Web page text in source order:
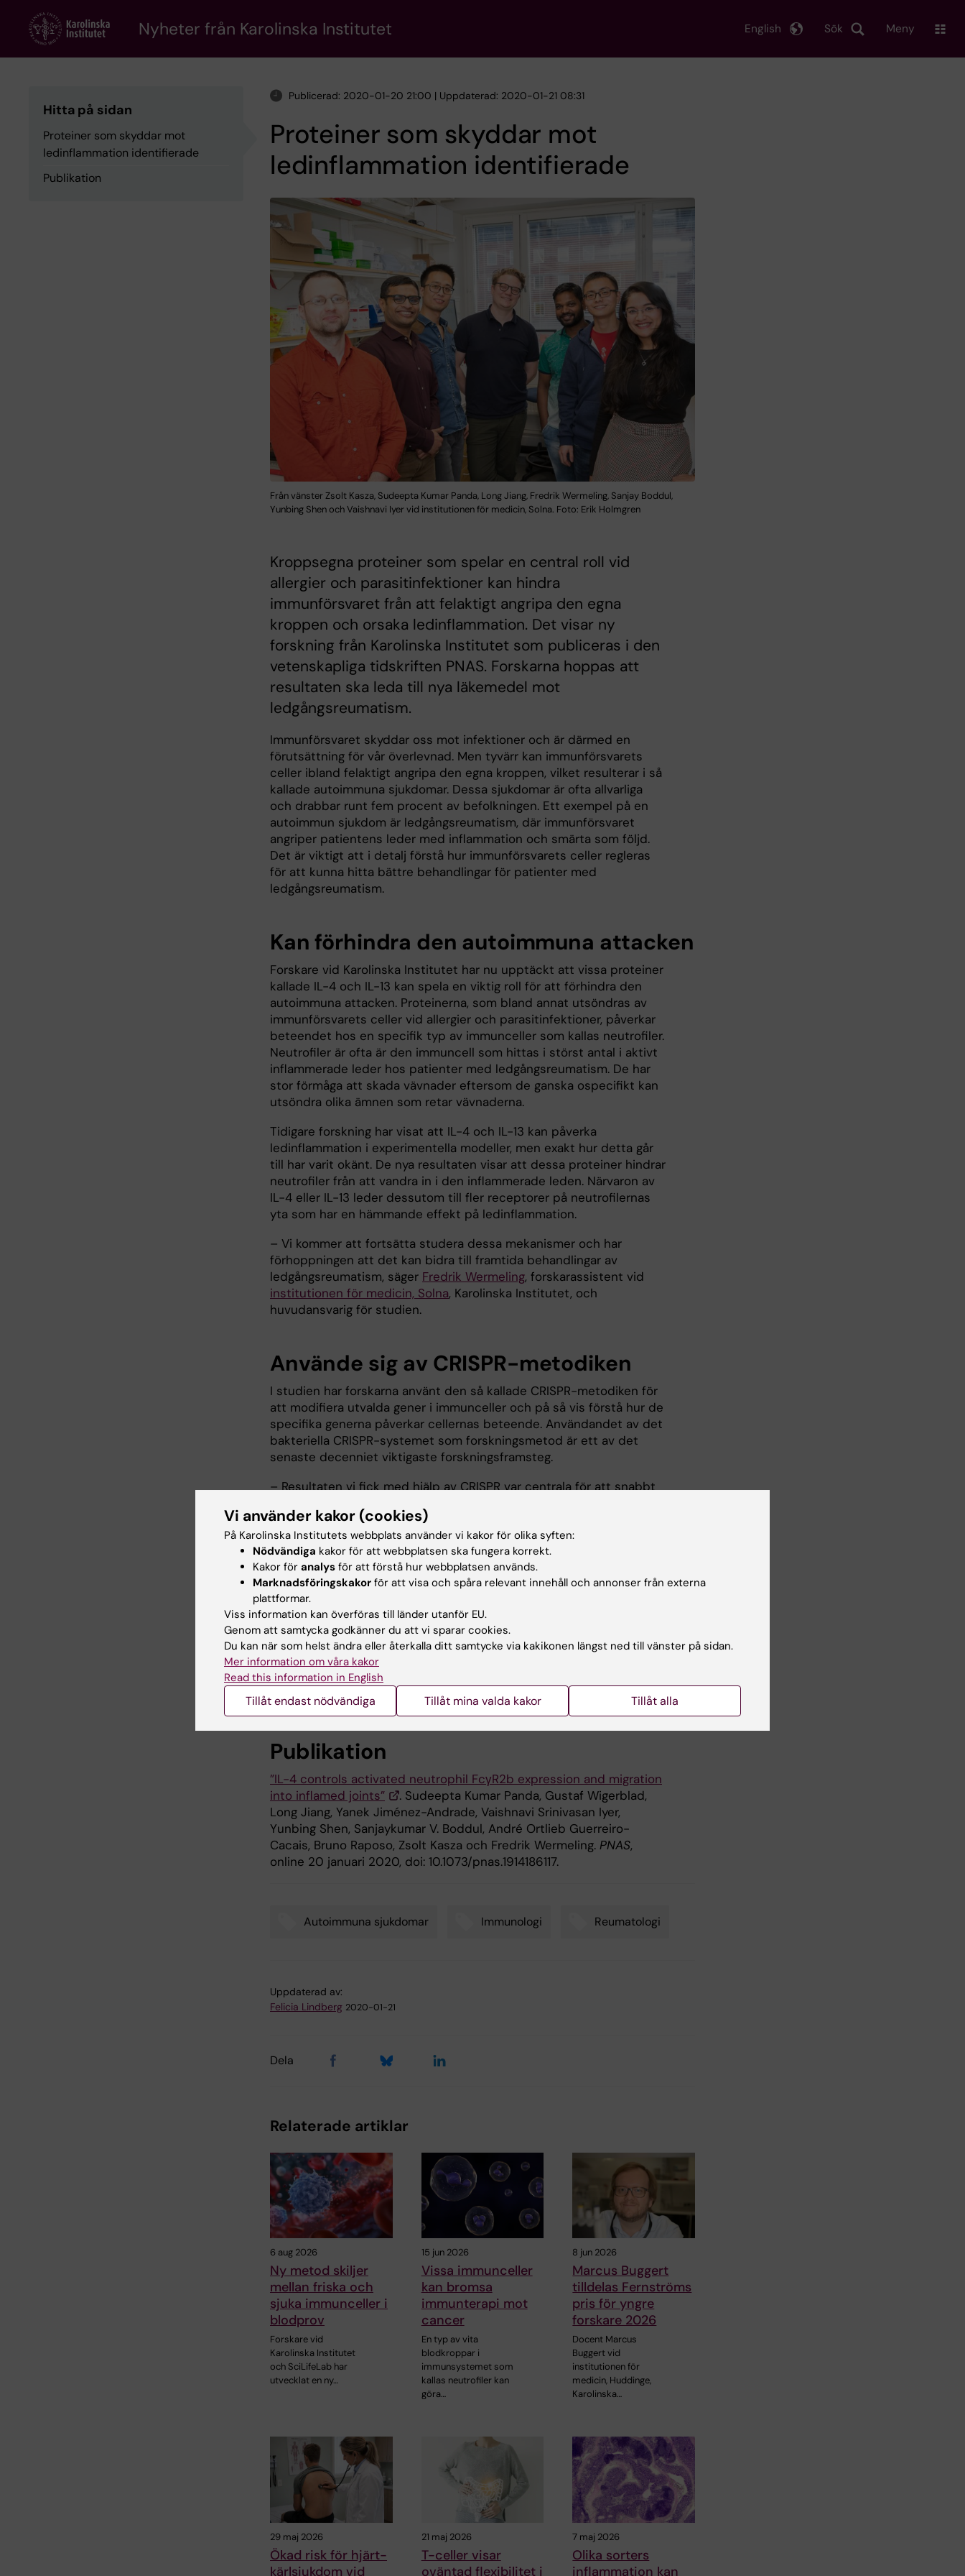
content
Nyheter från Karolinska Institutet Sök
English Meny
Hitta på sidan
Proteiner som skyddar mot
ledinflammation identifierade
Publikation
Publicerad: 2020-01-20 21:00 | Uppdaterad: 2020-01-21 08:31
Proteiner som skyddar mot
ledinflammation identifierade
Från vänster Zsolt Kasza, Sudeepta Kumar Panda, Long Jiang, Fredrik Wermeling, Sanjay Boddul,
Yunbing Shen och Vaishnavi Iyer vid institutionen för medicin, Solna. Foto: Erik Holmgren
Kroppsegna proteiner som spelar en central roll vid
allergier och parasitinfektioner kan hindra
immunförsvaret från att felaktigt angripa den egna
kroppen och orsaka ledinflammation. Det visar ny
forskning från Karolinska Institutet som publiceras i den
vetenskapliga tidskriften PNAS. Forskarna hoppas att
resultaten ska leda till nya läkemedel mot
ledgångsreumatism.
Immunförsvaret skyddar oss mot infektioner och är därmed en
förutsättning för vår överlevnad. Men tyvärr kan immunförsvarets
celler ibland felaktigt angripa den egna kroppen, vilket resulterar i så
kallade autoimmuna sjukdomar. Dessa sjukdomar är ofta allvarliga
och drabbar runt fem procent av befolkningen. Ett exempel på en
autoimmun sjukdom är ledgångsreumatism, där immunförsvaret
angriper patientens leder med inflammation och smärta som följd.
Det är viktigt att i detalj förstå hur immunförsvarets celler regleras
för att kunna hitta bättre behandlingar för patienter med
ledgångsreumatism.
Kan förhindra den autoimmuna attacken
Forskare vid Karolinska Institutet har nu upptäckt att vissa proteiner
kallade IL-4 och IL-13 kan spela en viktig roll för att förhindra den
autoimmuna attacken. Proteinerna, som bland annat utsöndras av
immunförsvarets celler vid allergier och parasitinfektioner, påverkar
beteendet hos en specifik typ av immunceller som kallas neutrofiler.
Neutrofiler är ofta är den immuncell som hittas i störst antal i aktivt
inflammerade leder hos patienter med ledgångsreumatism. De har
stor förmåga att skada vävnader eftersom de ganska ospecifikt kan
utsöndra olika ämnen som retar vävnaderna.
Tidigare forskning har visat att IL-4 och IL-13 kan påverka
ledinflammation i experimentella modeller, men exakt hur detta går
till har varit okänt. De nya resultaten visar att dessa proteiner hindrar
neutrofiler från att vandra in i den inflammerade leden. Närvaron av
IL-4 eller IL-13 leder dessutom till fler receptorer på neutrofilernas
yta som har en hämmande effekt på ledinflammation.
– Vi kommer att fortsätta studera dessa mekanismer och har
förhoppningen att det kan bidra till framtida behandlingar av
ledgångsreumatism, säger Fredrik Wermeling, forskarassistent vid
institutionen för medicin, Solna, Karolinska Institutet, och
huvudansvarig för studien.
Använde sig av CRISPR-metodiken
I studien har forskarna använt den så kallade CRISPR-metodiken för
att modifiera utvalda gener i immunceller och på så vis förstå hur de
specifika generna påverkar cellernas beteende. Användandet av det
bakteriella CRISPR-systemet som forskningsmetod är ett av det
senaste decenniet viktigaste forskningsframsteg.
– Resultaten vi fick med hjälp av CRISPR var centrala för att snabbt
förhoppning att experimentellt användande av CRISPR kommer vara
väldigt viktigt för att förstå hur immuncellers beteende regleras och
att detta kan vägleda oss i att utveckla nya effektiva läkemedel,
säger Fredrik Wermeling.
Studien finansierades av Vetenskapsrådet, Karolinska Institutet,
Reumatikerförbundet, Karolinska Institutets stiftelsemedel för
reumatologiforskning, Alex och Eva Wallströms stiftelse för
vetenskaplig forskning och utbildning, Åke Wibergs Stiftelse, Konung
Gustaf V:s 80-årsfond, Stiftelsen Professor Nanna Svartz Fond,
Jeanssons Stiftelser, Wenner-Gren Stiftelserna, KI-CSC-programmet,
KI-NTU-programmet, samt EU/IMI-projekten RTCure och ULTRA-DD.
Publikation
”IL-4 controls activated neutrophil FcγR2b expression and migration
into inflamed joints”
. Sudeepta Kumar Panda, Gustaf Wigerblad,
Long Jiang, Yanek Jiménez-Andrade, Vaishnavi Srinivasan Iyer,
Yunbing Shen, Sanjaykumar V. Boddul, André Ortlieb Guerreiro-
Cacais, Bruno Raposo, Zsolt Kasza och Fredrik Wermeling. PNAS,
online 20 januari 2020, doi: 10.1073/pnas.1914186117.
Autoimmuna sjukdomar Immunologi Reumatologi
Uppdaterad av:
Felicia Lindberg 2020-01-21
Dela
Relaterade artiklar
6 aug 2026
Ny metod skiljer
mellan friska och
sjuka immunceller i
blodprov
Forskare vid
Karolinska Institutet
och SciLifeLab har
utvecklat en ny…
15 jun 2026
Vissa immunceller
kan bromsa
immunterapi mot
cancer
En typ av vita
blodkroppar i
immunsystemet som
kallas neutrofiler kan
göra…
8 jun 2026
Marcus Buggert
tilldelas Fernströms
pris för yngre
forskare 2026
Docent Marcus
Buggert vid
institutionen för
medicin, Huddinge,
Karolinska…
29 maj 2026
Ökad risk för hjärt-
kärlsjukdom vid
21 maj 2026
T-celler visar
oväntad flexibilitet i
7 maj 2026
Olika sorters
inflammation kan
Vi använder kakor (cookies)
På Karolinska Institutets webbplats använder vi kakor för olika syften:
Nödvändiga kakor för att webbplatsen ska fungera korrekt.
Kakor för analys för att förstå hur webbplatsen används.
Marknadsföringskakor för att visa och spåra relevant innehåll och annonser från externa
plattformar.
Viss information kan överföras till länder utanför EU.
Genom att samtycka godkänner du att vi sparar cookies.
Du kan när som helst ändra eller återkalla ditt samtycke via kakikonen längst ned till vänster på sidan.
Mer information om våra kakor
Read this information in English
Tillåt endast nödvändiga Tillåt mina valda kakor Tillåt alla